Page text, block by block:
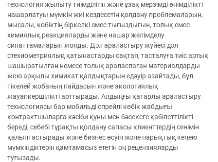
технология жылыту тиімділігін және ұзақ мерзімді өнімділікті
нашарлатуы мүмкін жиі кездесетін қолдану проблемаларын,
мысалы, көбіктің біркелкі емес тығыздығын, толық емес
химиялық реакцияларды және нашар желімделу
сипаттамаларын жояды. Дәл араластыру жүйесі дәл
стехиометриялық қатынастарды сақтап, тасталуға тиіс артық
шашыратылған немесе толық араласпаған материалдарды
жою арқылы химикат қалдықтарын едәуір азайтады, бұл
тікелей жобаның пайдасын және экологиялық
жауапкершілікті арттырады. Алдыңғы қатарлы араластыру
технологиясы бар мобильді спрейлі көбік жабдығы
контрактшыларға кәсіби құны мен бәсекеге қабілеттілікті
береді, себебі тұрақты қолдану сапасы клиенттердің сенімін
қалыптастырады және бизнес өсуін және нарықтық кеңею
мүмкіндіктерін қамтамасыз ететін оң рецензияларды
туғызады.